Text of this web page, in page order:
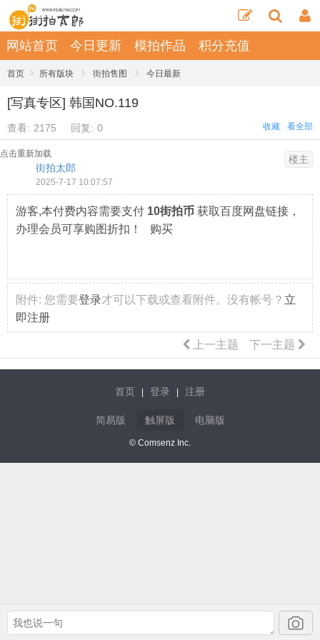
网站首页 今日更新 模拍作品 积分充值
首页 › 所有版块 › 街拍售图 › 今日最新
[写真专区] 韩国NO.119
查看: 2175 回复: 0 看全部
收藏
点击重新加载
街拍太郎
2025-7-17 10:07:57
楼主
游客,本付费内容需要支付 10街拍币 获取百度网盘链接，
办理会员可享购图折扣！ 购买
附件: 您需要登录才可以下载或查看附件。没有帐号？ 立
即注册
下一主题
上一主题
首页 登录 注册
简易版 触屏版 电脑版
© Comsenz Inc.